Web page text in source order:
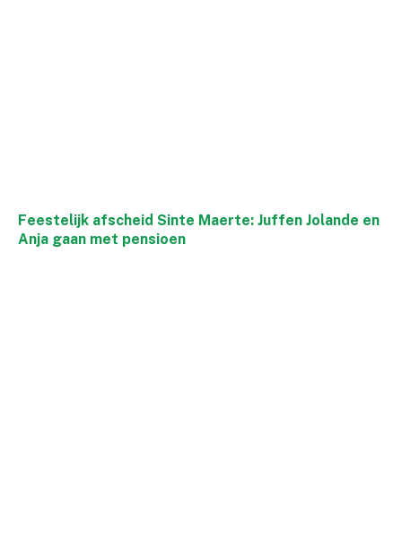
Feestelijk afscheid Sinte Maerte: Juffen Jolande en
Anja gaan met pensioen